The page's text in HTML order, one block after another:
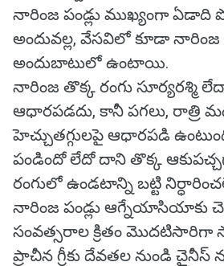
నారింజ పండ్లు ముఖ్యంగా ఏడాది
అందువల్ల, వేసవిలో కూడా నారింజ
అందుబాటులో ఉంటాయి.
నారింజ తొక్క రంగు సూర్యరశ్మి
ఆధారపడదు, కానీ పగలు, రాత్రి
హెచ్చుతగ్గులపై ఆధారపడి
పండిందో లేదో దాని తొక్క
రంగులో ఉండటాన్ని బట్టి
నారింజ పండ్లు ఆగ్నేయాసియాకు
సంవత్సరాల క్రితం
ప్రాచీన గ్రీకు దేవతల నుండి చైనీస్